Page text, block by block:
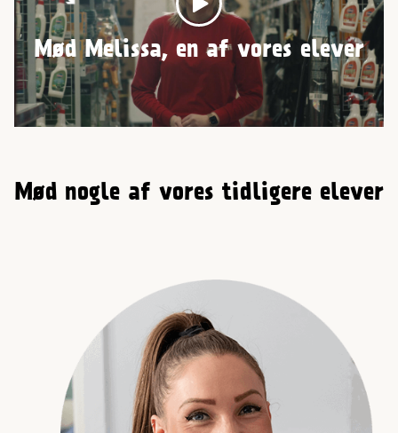
Play
Mød Melissa, en af vores elever
Mød nogle af vores tidligere elever